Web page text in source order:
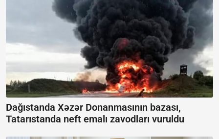
Dağıstanda Xəzər Donanmasının bazası,
Tatarıstanda neft emalı zavodları vuruldu